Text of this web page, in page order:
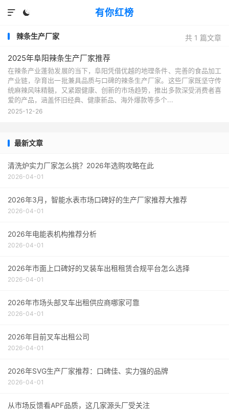
有你红榜


共 1 篇文章
辣条生产厂家
2025年阜阳辣条生产厂家推荐
在辣条产业蓬勃发展的当下，阜阳凭借优越的地理条件、完善的食品加工
产业链，孕育出一批兼具品质与口碑的辣条生产厂家。这些厂家既坚守传
统麻辣风味精髓，又紧跟健康、创新的市场趋势，推出多款深受消费者喜
爱的产品，涵盖怀旧经典、健康新品、海外爆款等多个...
2025-12-26
最新文章
清洗炉实力厂家怎么挑？2026年选购攻略在此
2026-04-01
2026年3月，智能水表市场口碑好的生产厂家推荐大推荐
2026-04-01
2026年电能表机构推荐分析
2026-04-01
2026年市面上口碑好的叉装车出租租赁合规平台怎么选择
2026-04-01
2026年市场头部叉车出租供应商哪家可靠
2026-04-01
2026年目前叉车出租公司
2026-04-01
2026年SVG生产厂家推荐：口碑佳、实力强的品牌
2026-04-01
从市场反馈看APF品质，这几家源头厂受关注